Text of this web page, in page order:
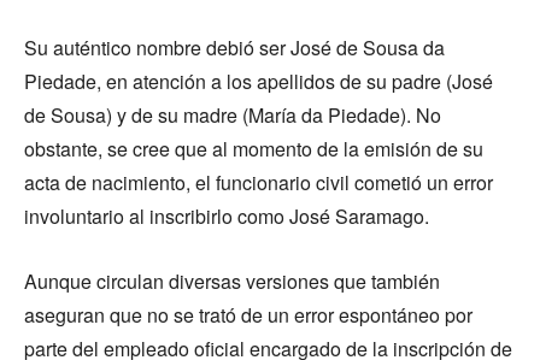
Su auténtico nombre debió ser José de Sousa da
Piedade, en atención a los apellidos de su padre (José
de Sousa) y de su madre (María da Piedade). No
obstante, se cree que al momento de la emisión de su
acta de nacimiento, el funcionario civil cometió un error
involuntario al inscribirlo como José Saramago.
Aunque circulan diversas versiones que también
aseguran que no se trató de un error espontáneo por
parte del empleado oficial encargado de la inscripción de